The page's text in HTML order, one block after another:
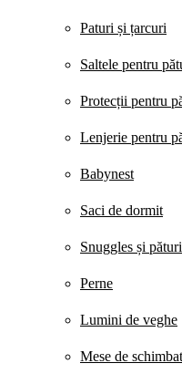
Paturi și țarcuri
Saltele pentru
Protecții pentru
Lenjerie pentru
Babynest
Saci de dormit
Snuggles și
Perne
Lumini de veghe
Mese de schimbat